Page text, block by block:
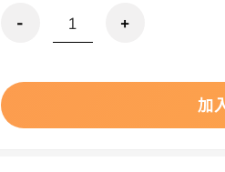
優惠碼再95折!GlowPick
加